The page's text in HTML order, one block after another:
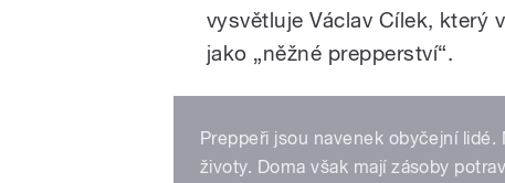
vysvětluje Václav Cílek, který
jako „něžné prepperství“.
Preppeři jsou navenek obyčejní
životy. Doma však mají zásoby